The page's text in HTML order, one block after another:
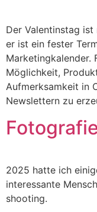
Der Valentinstag ist
er ist ein fester
Marketingkalender.
Möglichkeit,
Aufmerksamkeit in
Newslettern zu
2025 hatte ich
interessante
shooting.